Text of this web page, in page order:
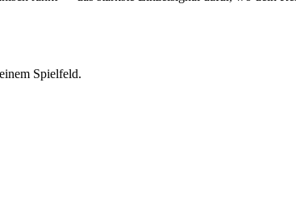
Spielfeld.